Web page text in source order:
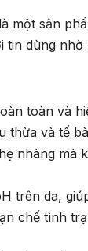
một sản
tin dùng
toàn và
thừa và tế
nhàng mà
trên da,
chế tình